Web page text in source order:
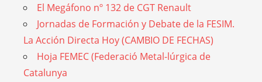
El Megáfono nº 132 de CGT Renault
Jornadas de Formación y Debate de la FESIM.
La Acción Directa Hoy (CAMBIO DE FECHAS)
Hoja FEMEC (Federació Metal-lúrgica de
Catalunya